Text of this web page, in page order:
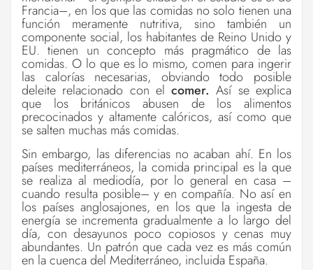
Francia–, en los que las comidas no solo tienen una
función meramente nutritiva, sino también un
componente social, los habitantes de Reino Unido y
EU. tienen un concepto más pragmático de las
comidas. O lo que es lo mismo, comen para ingerir
las calorías necesarias, obviando todo posible
deleite relacionado con elcomer. Así se explica
que los británicos abusen de los alimentos
precocinados y altamente calóricos, así como que
se salten muchas más comidas.
Sin embargo, las diferencias no acaban ahí. En los
países mediterráneos, la comida principal es la que
se realiza al mediodía, por lo general en casa –
cuando resulta posible– y en compañía. No así en
los países anglosajones, en los que la ingesta de
energía se incrementa gradualmente a lo largo del
día, con desayunos poco copiosos y cenas muy
abundantes. Un patrón que cada vez es más común
en la cuenca del Mediterráneo, incluida España.